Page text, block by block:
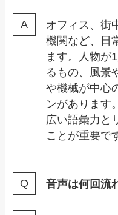
オフィス、街
機関など、日
ます。人物が
るもの、風景
や機械が中心
ンがあります
広い語彙力と
ことが重要で
音声は何回流